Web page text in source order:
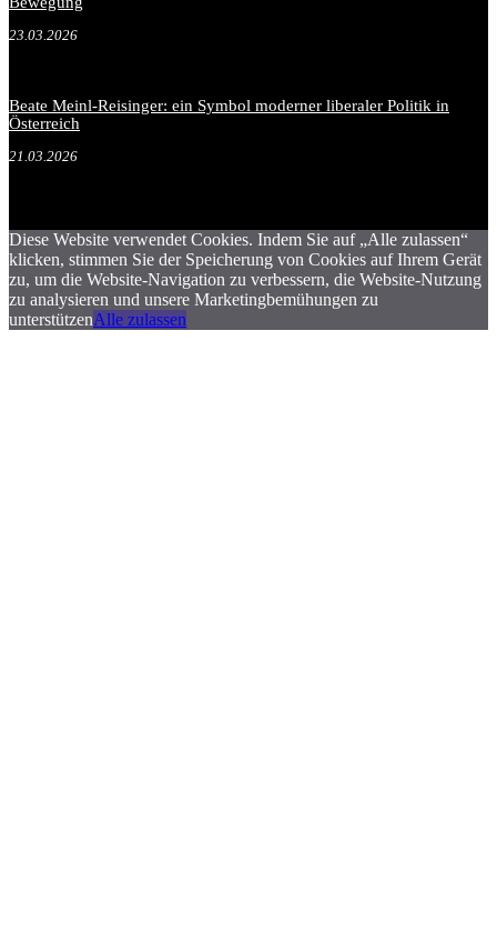
23.03.2026
Beate Meinl-Reisinger: ein Symbol moderner liberaler Politik in
Österreich
21.03.2026
Diese Website verwendet Cookies. Indem Sie auf „Alle zulassen“
klicken, stimmen Sie der Speicherung von Cookies auf Ihrem Gerät
zu, um die Website-Navigation zu verbessern, die Website-Nutzung
zu analysieren und unsere Marketingbemühungen zu
unterstützenAlle zulassen